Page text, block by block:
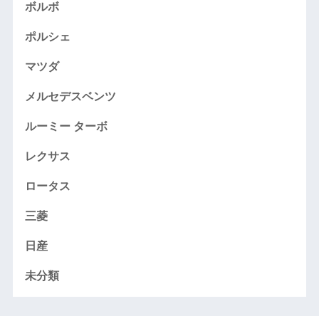
ボルボ
ポルシェ
マツダ
メルセデスベンツ
ルーミー ターボ
レクサス
ロータス
三菱
日産
未分類